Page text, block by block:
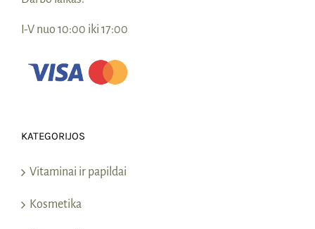
I-V nuo 10:00 iki 17:00
KATEGORIJOS
Vitaminai ir papildai
Kosmetika